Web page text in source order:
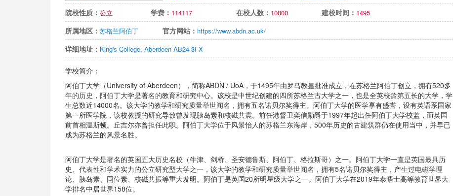
院校性质： 公立 学费： 114117 在校人数： 10000 建校时间： 1495
所属地区： 苏格兰阿伯丁 官方网站： https://www.abdn.ac.uk/
详细地址： King's College, Aberdeen AB24 3FX
学校简介：
阿伯丁大学（University of Aberdeen），简称ABDN / UoA，于1495年由罗马教皇批准成立，在苏格兰阿伯丁创立，拥有520多
年的历史，阿伯丁大学是著名的教育和研究中心。该校是中世纪创建的四所苏格兰古大学之一，也是全英校龄第五长的大学，学
生总数近14000名。该大学的教学和研究质量举世闻名，拥有五名诺贝尔奖得主。阿伯丁大学的医学享有盛誉，设有英语系国家
第一所医学院，该校教授的研究导致曾发现胰岛素和核磁共震。前任港督卫奕信勋爵于1997年起出任阿伯丁大学校监，而英国
前首相温斯顿。丘吉尔亦曾担任此职。阿伯丁大学位于风景怡人的苏格兰东海岸，500年历史的古建筑群仍在使用当中，并早已
成为苏格兰的风景名胜。
阿伯丁大学是著名的英国五大历史名校（牛津、剑桥、圣安德鲁斯、阿伯丁、格拉斯哥）之一。阿伯丁大学一直是英国最具历
史、代表性和学术实力的公立研究型大学之一，该大学的教学和研究质量举世闻名，拥有5名诺贝尔奖得主，产生过电磁学理
论、胰岛素、同位素、核磁共振等重大发明。阿伯丁是英国20所明星级大学之一。阿伯丁大学在2019年泰晤士高等教育世界大
学排名中居世界158位。